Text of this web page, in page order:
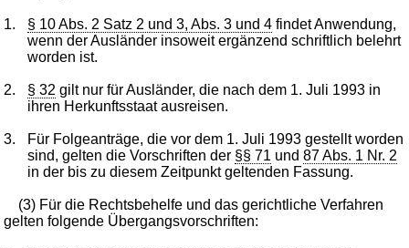
1. § 10 Abs. 2 Satz 2 und 3, Abs. 3 und 4 findet Anwendung,
wenn der Ausländer insoweit ergänzend schriftlich belehrt
worden ist.
2. § 32 gilt nur für Ausländer, die nach dem 1. Juli 1993 in
ihren Herkunftsstaat ausreisen.
3.
Für Folgeanträge, die vor dem 1. Juli 1993 gestellt worden
sind, gelten die Vorschriften der §§ 71 und87 Abs. 1 Nr. 2
in der bis zu diesem Zeitpunkt geltenden Fassung.
(3) Für die Rechtsbehelfe und das gerichtliche Verfahren
gelten folgende Übergangsvorschriften: